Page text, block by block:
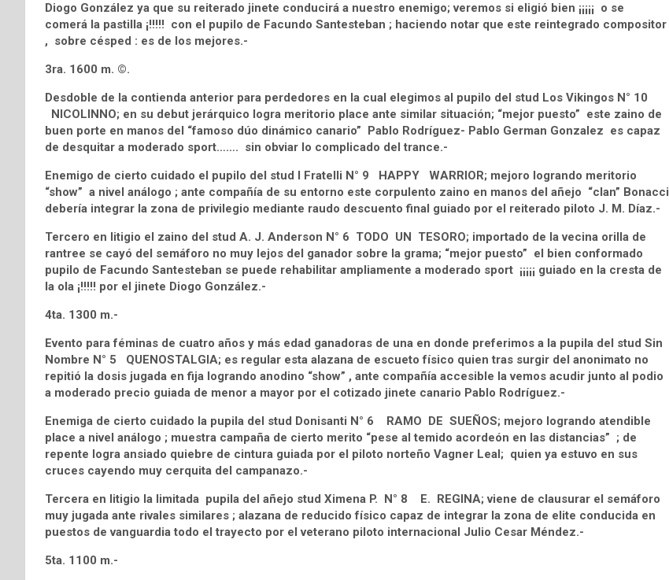
Diogo González ya que su reiterado jinete conducirá a nuestro enemigo; veremos si eligió bien ¡¡¡¡¡ o se
comerá la pastilla ¡!!!!! con el pupilo de Facundo Santesteban ; haciendo notar que este reintegrado compositor
, sobre césped : es de los mejores.-
3ra. 1600 m. ©.
Desdoble de la contienda anterior para perdedores en la cual elegimos al pupilo del stud Los Vikingos N° 10
NICOLINNO; en su debut jerárquico logra meritorio place ante similar situación; “mejor puesto” este zaino de
buen porte en manos del “famoso dúo dinámico canario” Pablo Rodríguez- Pablo German Gonzalez es capaz
de desquitar a moderado sport……. sin obviar lo complicado del trance.-
Enemigo de cierto cuidado el pupilo del stud I Fratelli N° 9 HAPPY WARRIOR; mejoro logrando meritorio
“show” a nivel análogo ; ante compañía de su entorno este corpulento zaino en manos del añejo “clan” Bonacci
debería integrar la zona de privilegio mediante raudo descuento final guiado por el reiterado piloto J. M. Díaz.-
Tercero en litigio el zaino del stud A. J. Anderson N° 6 TODO UN TESORO; importado de la vecina orilla de
rantree se cayó del semáforo no muy lejos del ganador sobre la grama; “mejor puesto” el bien conformado
pupilo de Facundo Santesteban se puede rehabilitar ampliamente a moderado sport ¡¡¡¡¡ guiado en la cresta de
la ola ¡!!!!! por el jinete Diogo González.-
4ta. 1300 m.-
Evento para féminas de cuatro años y más edad ganadoras de una en donde preferimos a la pupila del stud Sin
Nombre N° 5 QUENOSTALGIA; es regular esta alazana de escueto físico quien tras surgir del anonimato no
repitió la dosis jugada en fija logrando anodino “show” , ante compañía accesible la vemos acudir junto al podio
a moderado precio guiada de menor a mayor por el cotizado jinete canario Pablo Rodríguez.-
Enemiga de cierto cuidado la pupila del stud Donisanti N° 6 RAMO DE SUEÑOS; mejoro logrando atendible
place a nivel análogo ; muestra campaña de cierto merito “pese al temido acordeón en las distancias” ; de
repente logra ansiado quiebre de cintura guiada por el piloto norteño Vagner Leal; quien ya estuvo en sus
cruces cayendo muy cerquita del campanazo.-
Tercera en litigio la limitada pupila del añejo stud Ximena P. N° 8 E. REGINA; viene de clausurar el semáforo
muy jugada ante rivales similares ; alazana de reducido físico capaz de integrar la zona de elite conducida en
puestos de vanguardia todo el trayecto por el veterano piloto internacional Julio Cesar Méndez.-
5ta. 1100 m.-